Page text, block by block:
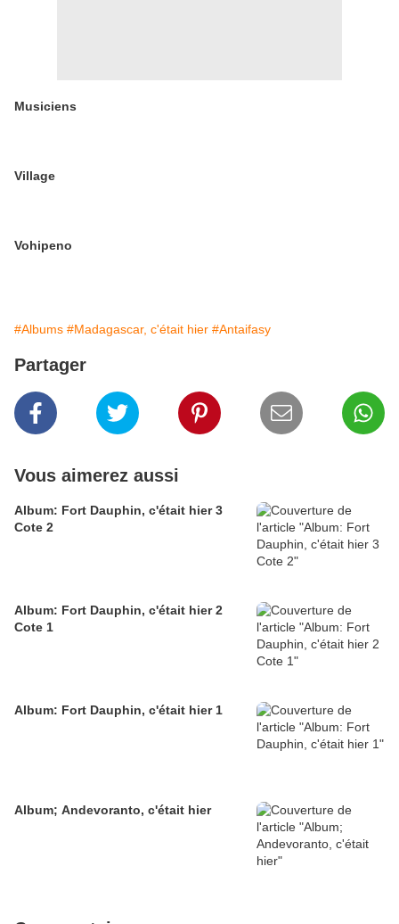
Musiciens
Village
Vohipeno
#Albums #Madagascar, c'était hier #Antaifasy
Partager
Vous aimerez aussi
Album: Fort Dauphin, c'était hier 3
Cote 2
Album: Fort Dauphin, c'était hier 2
Cote 1
Album: Fort Dauphin, c'était hier 1
Album; Andevoranto, c'était hier